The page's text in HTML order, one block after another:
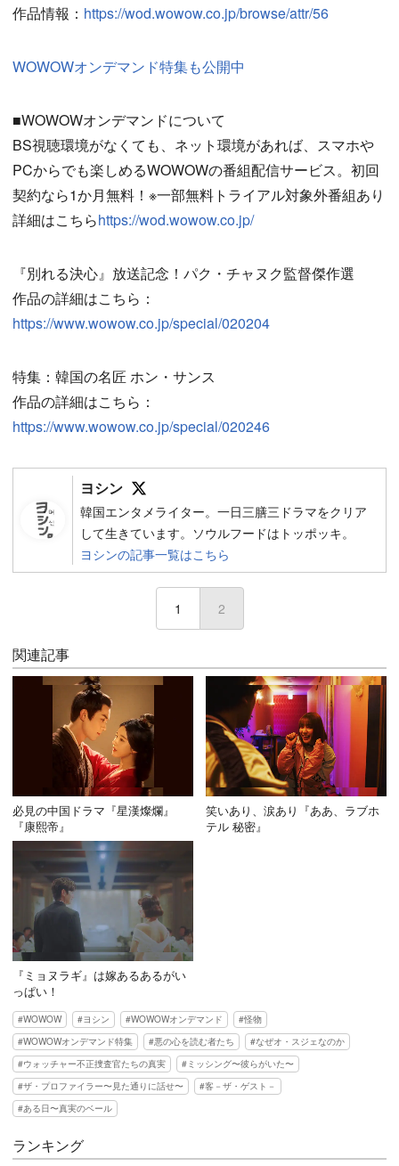
作品情報： https://wod.wowow.co.jp/browse/attr/56
WOWOWオンデマンド特集も公開中
■WOWOWオンデマンドについて
BS視聴環境がなくても、ネット環境があれば、スマホや
PCからでも楽しめるWOWOWの番組配信サービス。初回
契約なら1か月無料！※一部無料トライアル対象外番組あり
詳細はこちらhttps://wod.wowow.co.jp/
『別れる決心』放送記念！パク・チャヌク監督傑作選
作品の詳細はこちら：
https://www.wowow.co.jp/special/020204
特集：韓国の名匠 ホン・サンス
作品の詳細はこちら：
https://www.wowow.co.jp/special/020246
ヨシン
韓国エンタメライター。一日三膳三ドラマをクリア
して生きています。ソウルフードはトッポッキ。
ヨシンの記事一覧はこちら
1 2
関連記事
必見の中国ドラマ『星漢燦爛』
『康熙帝』
笑いあり、涙あり『ああ、ラブホ
テル 秘密』
『ミョヌラギ』は嫁あるあるがい
っぱい！
WOWOW ヨシン WOWOWオンデマンド
怪物
WOWOWオンデマンド特集
悪の心を読む者たち
なぜオ・スジェなのか
ウォッチャー不正捜査官たちの真実
ミッシング〜彼らがいた〜
ザ・プロファイラー〜見た通りに話せ〜
客－ザ・ゲスト－
ある日〜真実のベール
ランキング